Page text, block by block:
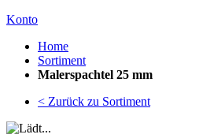
Konto
Home
Sortiment
Malerspachtel 25 mm
< Zurück zu Sortiment